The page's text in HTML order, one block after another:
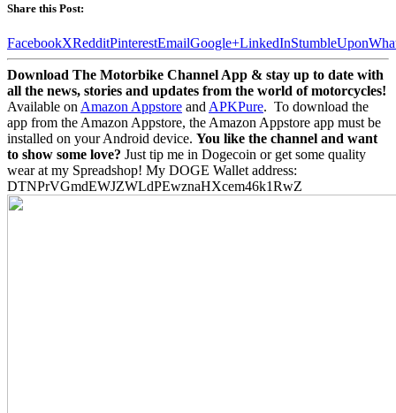
Share this Post:
FacebookXRedditPinterestEmailGoogle+LinkedInStumbleUpon
Download The Motorbike Channel App & stay up to date with
all the news, stories and updates from the world of motorcycles!
Available on Amazon Appstore and APKPure. To download the
app from the Amazon Appstore, the Amazon Appstore app must be
installed on your Android device. You like the channel and want
to show some love? Just tip me in Dogecoin or get some quality
wear at my Spreadshop! My DOGE Wallet address:
DTNPrVGmdEWJZWLdPEwznaHXcem46k1RwZ